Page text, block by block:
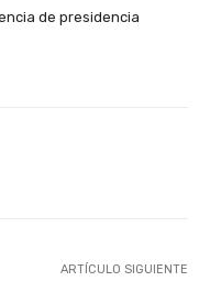
de presidencia
ARTÍCULO SIGUIENTE